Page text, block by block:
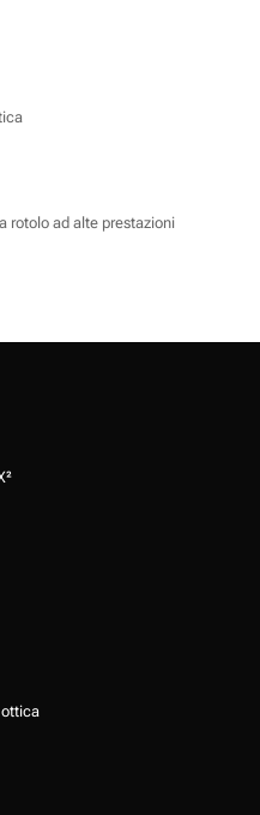
rotolo ad alte prestazioni
ottica